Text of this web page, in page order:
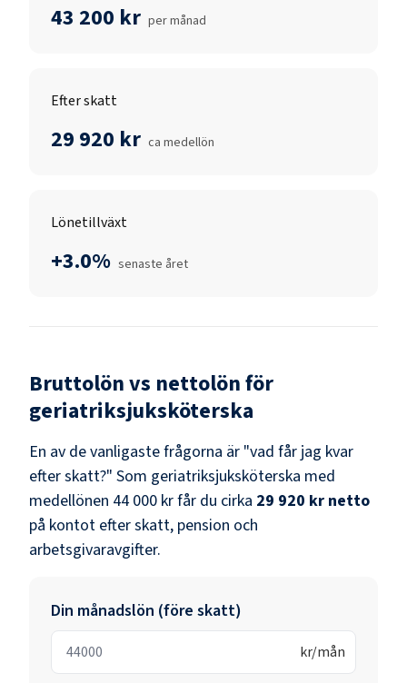
43 200 kr per månad
Efter skatt
29 920 kr ca medellön
Lönetillväxt
+3.0% senaste året
Bruttolön vs nettolön för
geriatriksjuksköterska
En av de vanligaste frågorna är "vad får jag kvar
efter skatt?" Som geriatriksjuksköterska med
medellönen 44 000 krfår du cirka 29 920 kr netto
på kontot efter skatt, pension och
arbetsgivaravgifter.
Din månadslön (före skatt)
kr/mån